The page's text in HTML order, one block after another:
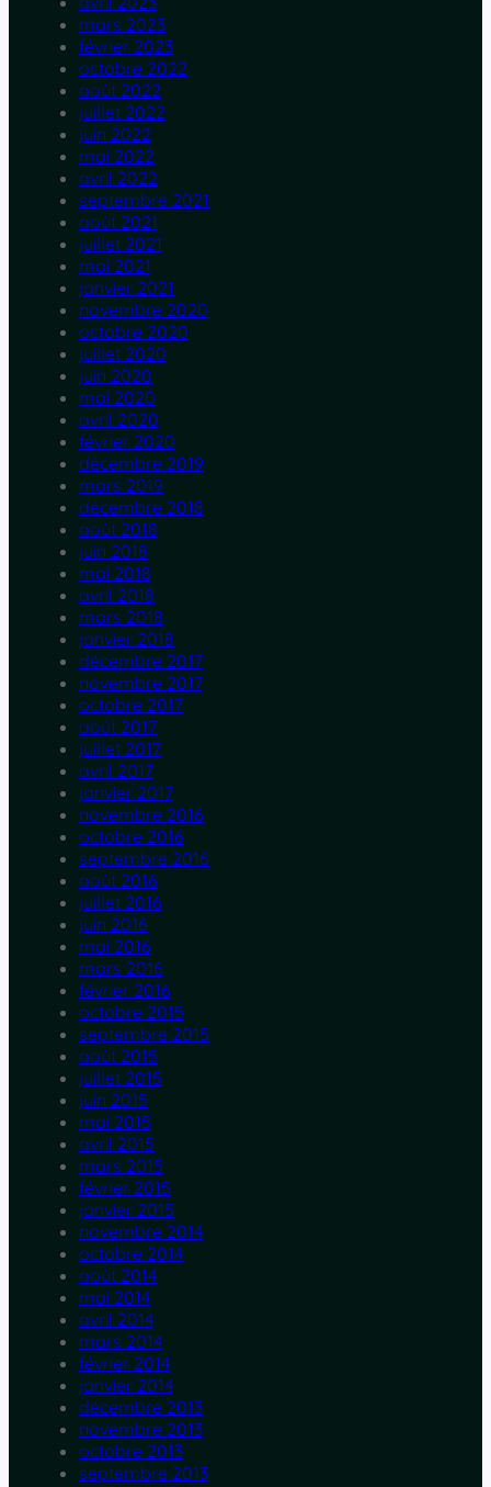
mars 2023
février 2023
octobre 2022
août 2022
juillet 2022
juin 2022
mai 2022
avril 2022
septembre 2021
août 2021
juillet 2021
mai 2021
janvier 2021
novembre 2020
octobre 2020
juillet 2020
juin 2020
mai 2020
avril 2020
février 2020
décembre 2019
mars 2019
décembre 2018
août 2018
juin 2018
mai 2018
avril 2018
mars 2018
janvier 2018
décembre 2017
novembre 2017
octobre 2017
août 2017
juillet 2017
avril 2017
janvier 2017
novembre 2016
octobre 2016
septembre 2016
août 2016
juillet 2016
juin 2016
mai 2016
mars 2016
février 2016
octobre 2015
septembre 2015
août 2015
juillet 2015
juin 2015
mai 2015
avril 2015
mars 2015
février 2015
janvier 2015
novembre 2014
octobre 2014
août 2014
mai 2014
avril 2014
mars 2014
février 2014
janvier 2014
décembre 2013
novembre 2013
octobre 2013
septembre 2013